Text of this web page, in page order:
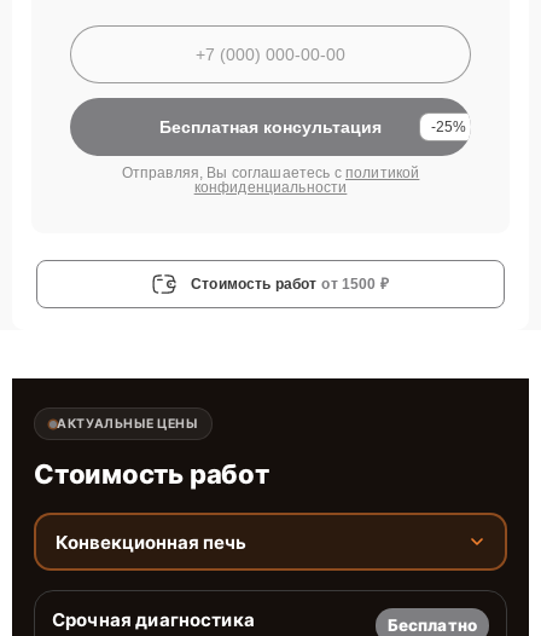
Бесплатная консультация -25%
Отправляя, Вы соглашаетесь с политикой
конфиденциальности
Стоимость работ от 1500 ₽
АКТУАЛЬНЫЕ ЦЕНЫ
Стоимость работ
Конвекционная печь
Срочная диагностика Бесплатно